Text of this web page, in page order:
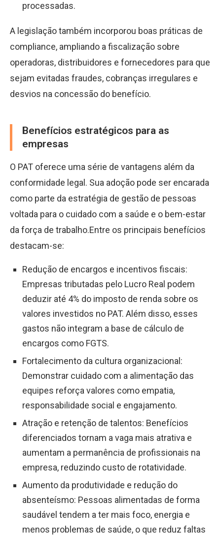
processadas.
A legislação também incorporou boas práticas de
compliance, ampliando a fiscalização sobre
operadoras, distribuidores e fornecedores para que
sejam evitadas fraudes, cobranças irregulares e
desvios na concessão do benefício.
Benefícios estratégicos para as
empresas
O PAT oferece uma série de vantagens além da
conformidade legal. Sua adoção pode ser encarada
como parte da estratégia de gestão de pessoas
voltada para o cuidado com a saúde e o bem-estar
da força de trabalho.Entre os principais benefícios
destacam-se:
Redução de encargos e incentivos fiscais:
Empresas tributadas pelo Lucro Real podem
deduzir até 4% do imposto de renda sobre os
valores investidos no PAT. Além disso, esses
gastos não integram a base de cálculo de
encargos como FGTS.
Fortalecimento da cultura organizacional:
Demonstrar cuidado com a alimentação das
equipes reforça valores como empatia,
responsabilidade social e engajamento.
Atração e retenção de talentos: Benefícios
diferenciados tornam a vaga mais atrativa e
aumentam a permanência de profissionais na
empresa, reduzindo custo de rotatividade.
Aumento da produtividade e redução do
absenteísmo: Pessoas alimentadas de forma
saudável tendem a ter mais foco, energia e
menos problemas de saúde, o que reduz faltas